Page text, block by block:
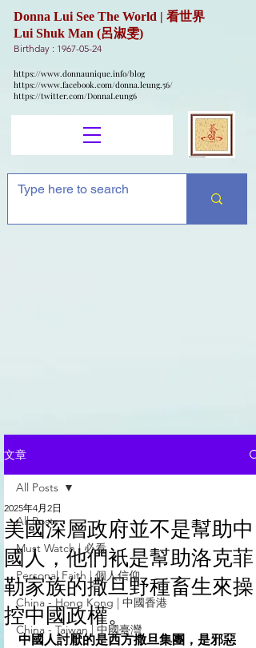
Donna Lui See The World | 看世界
Lui Shuk Man (呂淑雯)
Birthday : 1967-05-24
https://www.donnaunique.info/blog
https://www.facebook.com/donna.leung.56/
https://twitter.com/DonnaLeung6
文章
All Posts
Must Watch | 必看
Personal Faith | 個人信仰
China - Hong Kong | 中國香港
China - Taiwan | 中國臺灣
All Posts
美國深層政府並不是幫助中
國人，他們衹是幫助洛克菲
勒家族的撒旦野種畜生來操
控中國政權。
2025年4月2日
中國人討厭的是西方撒旦集團，是邪惡